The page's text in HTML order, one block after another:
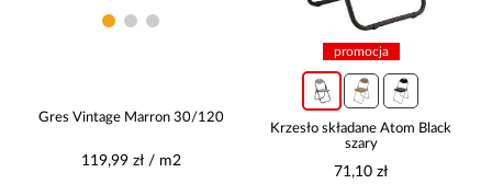
Gres Vintage Marron 30/120
119,99 zł / m2
promocja
Krzesło składane Atom Black
szary
71,10 zł